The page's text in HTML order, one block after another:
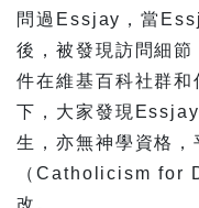
問過Essjay，當
後，被發現訪問細
件在維基百科社群和
下，大家發現
生，亦無神學資格
（Catholicism for